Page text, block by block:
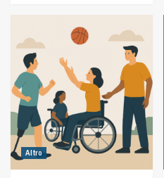
Altro